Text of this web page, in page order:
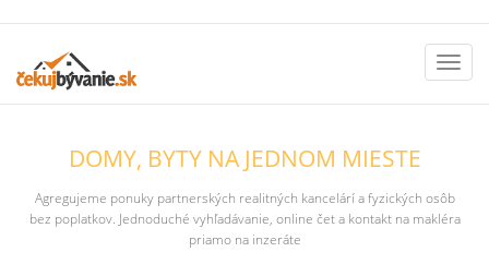
DOMY, BYTY NA JEDNOM MIESTE
Agregujeme ponuky partnerských realitných kancelárí a fyzických osôb
bez poplatkov. Jednoduché vyhľadávanie, online čet a kontakt na makléra
priamo na inzeráte